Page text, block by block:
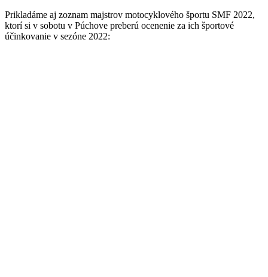
Prikladáme aj zoznam majstrov motocyklového športu SMF 2022,
ktorí si v sobotu v Púchove preberú ocenenie za ich športové
účinkovanie v sezóne 2022: